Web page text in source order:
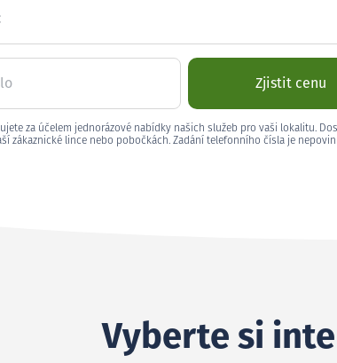
Zjistit cenu
za účelem jednorázové nabídky našich služeb pro vaši lokalitu.
zákaznické lince nebo pobočkách. Zadání telefonního čísla je
Vyberte si